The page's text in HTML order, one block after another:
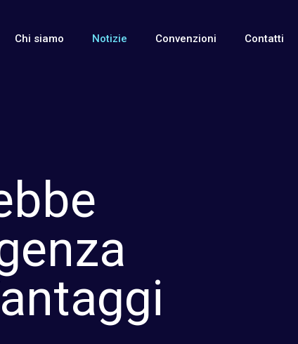
Chi siamo Notizie Convenzioni Contatti